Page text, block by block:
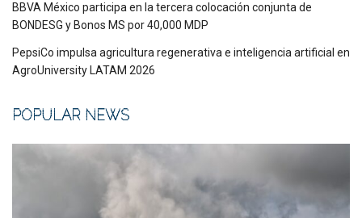
BBVA México participa en la tercera colocación conjunta de
BONDESG y Bonos MS por 40,000 MDP
PepsiCo impulsa agricultura regenerativa e inteligencia artificial en
AgroUniversity LATAM 2026
POPULAR NEWS